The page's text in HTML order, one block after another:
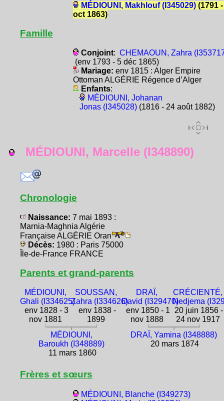
MÉDIOUNI, Makhlouf (I345029)(1791 -
oct 1863)
Famille
Conjoint: CHEMAOUN, Zahra
(env 1793 - 5 déc 1865)
Mariage: env 1815 : Alger Empire
Ottoman ALGÉRIE Régence d’Alger
Enfants:
MÉDIOUNI, Johanan
Jonas (I345028)(1816 - 24 août 1882)
MÉDIOUNI, Marcelle (I348890)
Chronologie
Naissance: 7 mai 1893 :
Marnia-Maghnia Algérie
Française ALGÉRIE Oran
Décès: 1980 : Paris 75000
Île-de-France FRANCE
Parents et grand-parents
MÉDIOUNI,
Ghali (I334625)
env 1828 - 3
nov 1881
SOUSSAN,
Zahra (I334626)
env 1838 -
1899
DRAÏ,
David (I329470)
env 1850 - 1
nov 1888
CRÉCIENTÉ,
Nedjema
20 juin 1856 -
24 nov 1917
MÉDIOUNI,
Baroukh (I348889)
11 mars 1860
DRAÏ, Yamina (I348888)
20 mars 1874
Frères et sœurs
MÉDIOUNI, Blanche (I349273)